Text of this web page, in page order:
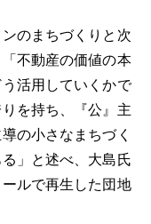
のまちづくりと次
不動産の価値の本
活用していくかで
を持ち、『公』主
の小さなまちづく
」と述べ、大島氏
ルで再生した団地